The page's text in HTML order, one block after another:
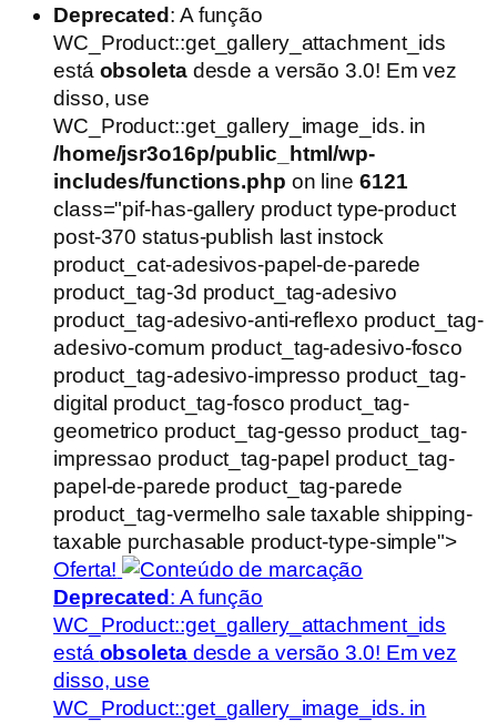
preço
original
era:
R$54,90.
preço
atual
é:
Deprecated : A função
WC_Product::get_gallery_attachment_ids
está obsoletadesde a versão 3.0! Em vez
disso, use
WC_Product::get_gallery_image_ids. in
/home/jsr3o16p/public_html/wp-
includes/functions.php on line 6121
class="pif-has-gallery product type-product
post-370 status-publish last instock
product_cat-adesivos-papel-de-parede
product_tag-3d product_tag-adesivo
product_tag-adesivo-anti-reflexo product_tag-
adesivo-comum product_tag-adesivo-fosco
product_tag-adesivo-impresso product_tag-
digital product_tag-fosco product_tag-
geometrico product_tag-gesso product_tag-
impressao product_tag-papel product_tag-
papel-de-parede product_tag-parede
product_tag-vermelho sale taxable shipping-
taxable purchasable product-type-simple">
Oferta!
Deprecated : A função
WC_Product::get_gallery_attachment_ids
está obsoletadesde a versão 3.0! Em vez
disso, use
WC_Product::get_gallery_image_ids. in